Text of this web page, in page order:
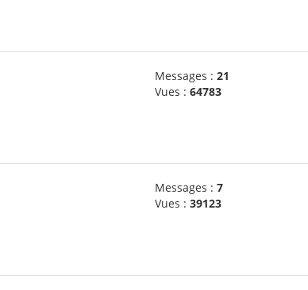
Messages : 21
Vues : 64783
Messages : 7
Vues : 39123